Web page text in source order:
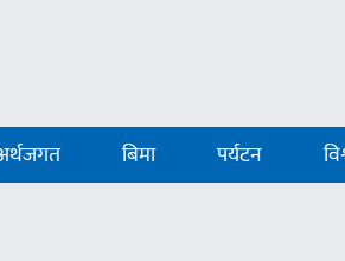
बिमा पर्यटन